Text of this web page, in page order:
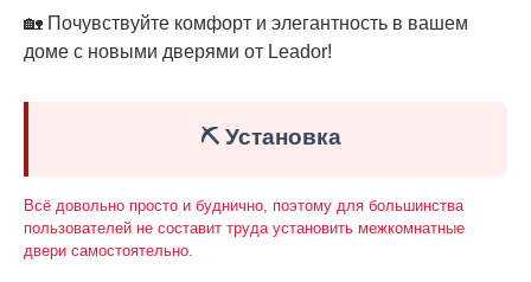
🏡 Почувствуйте комфорт и элегантность в вашем
доме с новыми дверями от Leador!
⛏️ Установка
Всё довольно просто и буднично, поэтому для большинства
пользователей не составит труда установить межкомнатные
двери самостоятельно.